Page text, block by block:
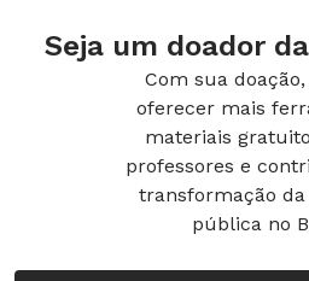
Seja um doador
Com sua
oferecer mais
materiais
professores e
transformação
pública no